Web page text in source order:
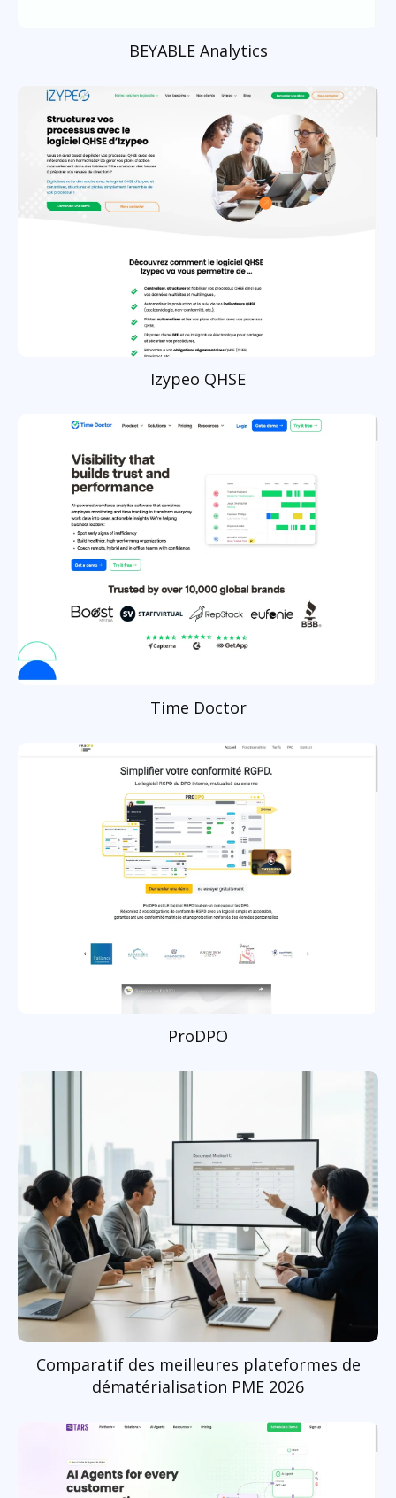
BEYABLE Analytics
Izypeo QHSE
Time Doctor
ProDPO
Comparatif des meilleures plateformes de
dématérialisation PME 2026